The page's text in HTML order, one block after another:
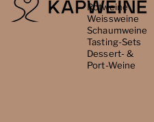
Rotweine
Weissweine
Schaumweine
Tasting-Sets
Dessert- &
Port-Weine